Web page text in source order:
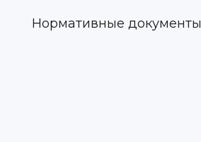
Нормативные документы